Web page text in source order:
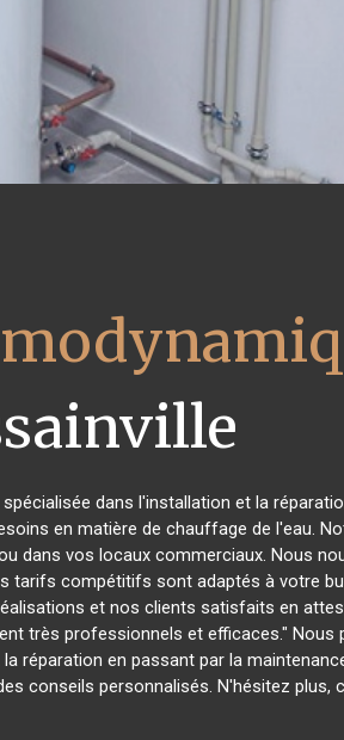
dans l'installation et la
en matière de chauffage de l'eau.
dans vos locaux commerciaux. Nous
tarifs compétitifs sont adaptés à votre
et nos clients satisfaits en
très professionnels et efficaces."
réparation en passant par la
conseils personnalisés. N'hésitez plus,